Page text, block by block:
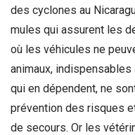
des cyclones au
mules qui assurent les
où les véhicules ne
animaux,
qui en dépendent, ne
prévention des risques
de secours. Or les